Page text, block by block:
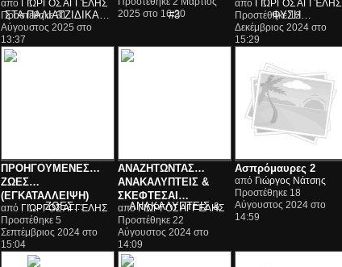
από ΓΙΏΡΓΟΣ ΑΓΓΈΛΗΣ
Προστέθηκε 31
Αύγουστος 2025 στο
13:37
2025 στο 16:20
από ΓΙΏΡΓΟΣ ΑΓΓΈΛΗΣ
Προστέθηκε 12
Δεκέμβριος 2024 στο
15:29
ΠΡΟHΓΟΥΜΕΝΕΣ…
ΖΩΕΣ…
(ΕΓΚΑΤΑΛΛΕΙΨΗ)
από ΓΙΏΡΓΟΣ ΑΓΓΈΛΗΣ
Προστέθηκε 5
Σεπτέμβριος 2024 στο
15:04
ΑΝΑΖΗΤΩΝΤΑΣ…
ΑΝΑΚΑΛΥΠΤΕΙΣ &
ΣΚΕΦΤΕΣΑΙ…
απόΓΙΏΡΓΟΣ ΑΓΓΈΛΗΣ
Προστέθηκε 22
Αύγουστος 2024 στο
14:09
Ασπρόμαυρες 2
από Γιώργος Νάτσης
Προστέθηκε 18
Αύγουστος 2024 στο
14:59